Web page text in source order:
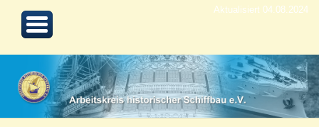
Aktualisiert 04.08.2024